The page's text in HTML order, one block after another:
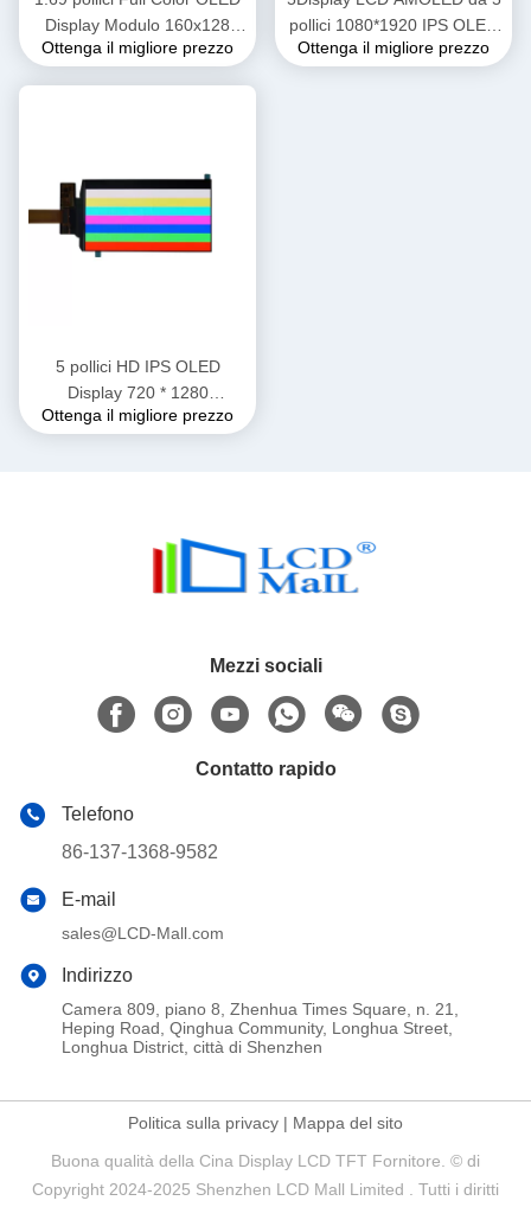
Display Modulo 160x128
Risoluzione 4.5g
Ottenga il migliore prezzo
pollici 1080*1920 IPS OLED
Screen 350cd/M2
Ottenga il migliore prezzo
5 pollici HD IPS OLED
Display 720 * 1280
Risoluzione AMOLED
Ottenga il migliore prezzo
Mezzi sociali
Contatto rapido
Telefono
86-137-1368-9582
E-mail
sales@LCD-Mall.com
Indirizzo
Camera 809, piano 8, Zhenhua Times Square, n. 21,
Heping Road, Qinghua Community, Longhua Street,
Longhua District, città di Shenzhen
Politica sulla privacy | Mappa del sito
Buona qualità della Cina Display LCD TFT Fornitore. © di
Copyright 2024-2025 Shenzhen LCD Mall Limited . Tutti i diritti